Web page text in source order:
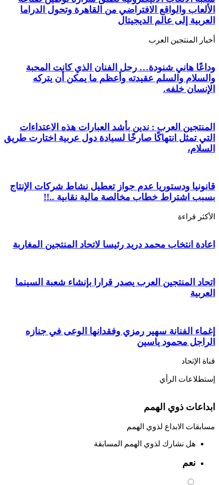
الألعاب والواقع الافتراضي من القاهرة وتحول الدراما
العربية إلى عالم الديجيتال
أخبار المنتجين العرب
وداعًا هاني شنودة… رحل الفنان الذي كانت المحبة
والسلام والسلم عقيدته وأعظم ما يمكن أن يتركه
الإنسان خلفه.
المنتجين العرب : ندين بأشد العبارات هذه الاعتداءات
التي تمثل انتهاكًا صارخًا لسيادة دول عربية اختارت طريق
السلام،
قانونيا ودستوريا عدم جواز تعطيل نشاط شركات الإنتاج
بسبب اشتراط خطاب مخالصة مالية نقابية ..!!
الأكثر قراءة
اعادة انتخاب محمد دريد رئيسا لاتحاد المنتجين المغاربة
اتحاد المنتجين العرب يصدر قرارا بإنشاء شعبة السينما
العربية
إغماء الفنانة سهير رمزي وفقدانها الوعى في جنازه
الراجل محمود ياسين
قناة الإتحاد
إستطلاعات الرأي
ابداعات ذوي الهمم
مسابقات الابداع لذوي الهمم
هل نشارك لذوي الهمم المسابقة
نعم